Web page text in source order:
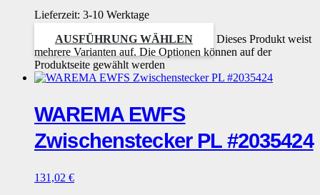
Lieferzeit: 3-10 Werktage
AUSFÜHRUNG WÄHLEN
Dieses Produkt weist
mehrere Varianten auf. Die Optionen können auf der
Produktseite gewählt werden
WAREMA EWFS
Zwischenstecker PL #2035424
131,02 €